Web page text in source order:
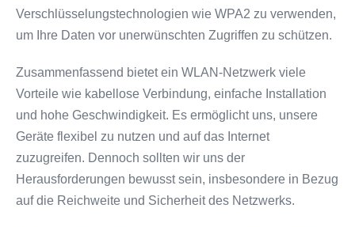
Verschlüsselungstechnologien wie WPA2 zu verwenden,
um Ihre Daten vor unerwünschten Zugriffen zu schützen.
Zusammenfassend bietet ein WLAN-Netzwerk viele
Vorteile wie kabellose Verbindung, einfache Installation
und hohe Geschwindigkeit. Es ermöglicht uns, unsere
Geräte flexibel zu nutzen und auf das Internet
zuzugreifen. Dennoch sollten wir uns der
Herausforderungen bewusst sein, insbesondere in Bezug
auf die Reichweite und Sicherheit des Netzwerks.